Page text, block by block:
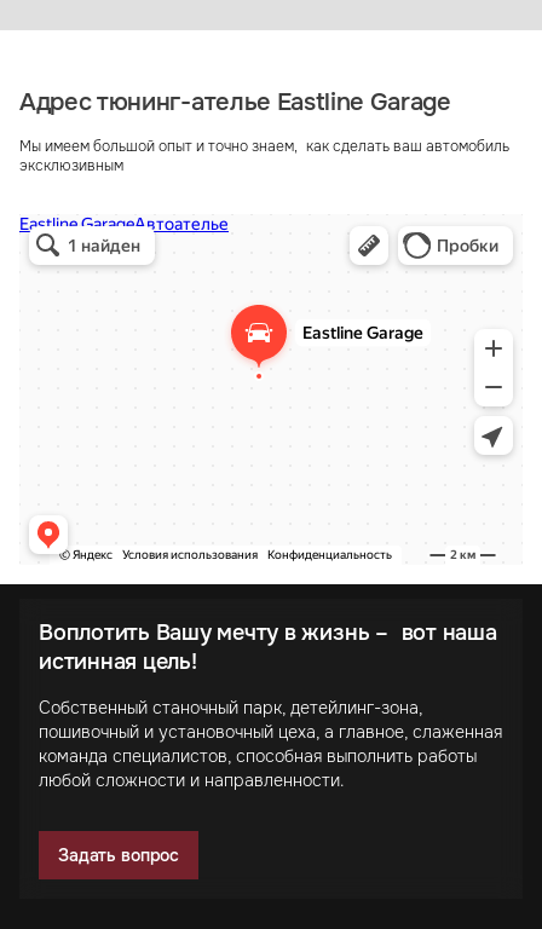
Адрес тюнинг-ателье Eastline Garage
Мы имеем большой опыт и точно знаем, как сделать ваш автомобиль
эксклюзивным
Воплотить Вашу мечту в жизнь – вот наша
истинная цель!
Собственный станочный парк, детейлинг-зона,
пошивочный и установочный цеха, а главное, слаженная
команда специалистов, способная выполнить работы
любой сложности и направленности.
Задать вопрос